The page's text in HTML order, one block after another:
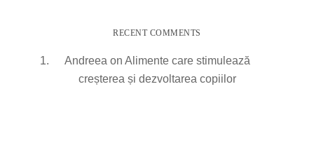
RECENT COMMENTS
Andreea on Alimente care stimulează
creșterea și dezvoltarea copiilor